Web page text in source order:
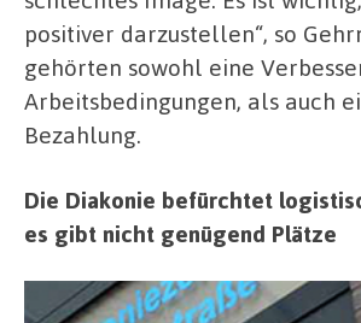
positiver darzustellen“, so
gehörten sowohl eine
Arbeitsbedingungen, als auch
Bezahlung.
Die Diakonie befürchtet
es gibt nicht genügend Plätze